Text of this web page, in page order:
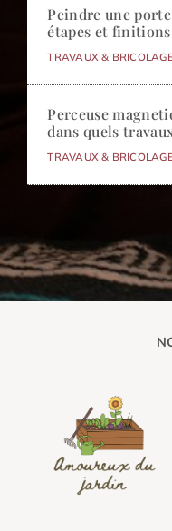
Peindre une
étapes et
TRAVAUX &
Perceuse
dans quels
TRAVAUX &